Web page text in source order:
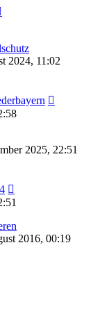
2024, 11:02
2025, 22:51
2016, 00:19